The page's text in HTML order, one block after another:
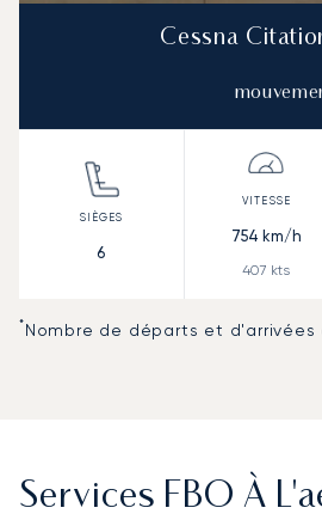
Cessna
6
754 km/h
407 kts
*Nombre de départs et d'arrivées
Services FBO À